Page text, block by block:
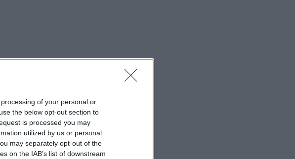
of your personal or
the below opt-out section to
is processed you may
utilized by us or personal
may separately opt-out of the
on the IAB’s list of downstream